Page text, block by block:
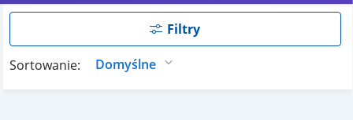
Filtry
Sortowanie: